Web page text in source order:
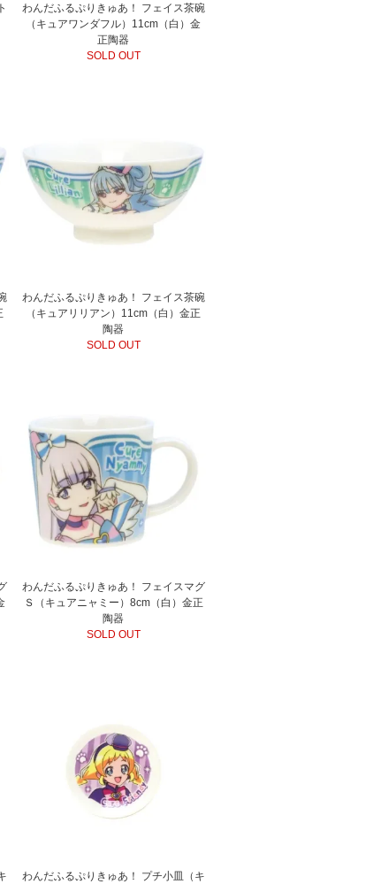
わんだふるぷりきゅあ！ フェイス茶碗
（キュアワンダフル）11cm（白）金
正陶器
SOLD OUT
わんだふるぷりきゅあ！ フェイス茶碗
（キュアリリアン）11cm（白）金正
陶器
SOLD OUT
わんだふるぷりきゅあ！ フェイスマグ
Ｓ（キュアニャミー）8cm（白）金正
陶器
SOLD OUT
わんだふるぷりきゅあ！ プチ小皿（キ